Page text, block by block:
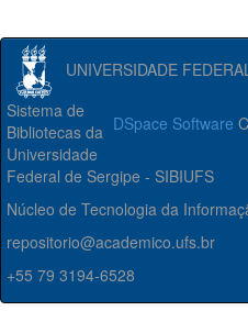
UNIVERSIDADE
DSpace Software
Sistema de
Bibliotecas da
Universidade
Federal de Sergipe - SIBIUFS
Núcleo de Tecnologia da
repositorio@academico.ufs.br
+55 79 3194-6528